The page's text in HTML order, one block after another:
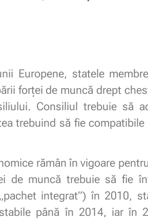
Europene, statele
forței de muncă drept
Consiliul trebuie să
trebuind să fie
rămân în vigoare
de muncă trebuie să fie
integrat”) în 2010,
până în 2014, iar în